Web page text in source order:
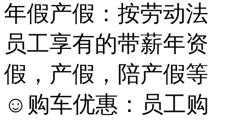
年假产假：按劳动法
员工享有的带薪年资
假，产假，陪产假等
☺购车优惠：员工购